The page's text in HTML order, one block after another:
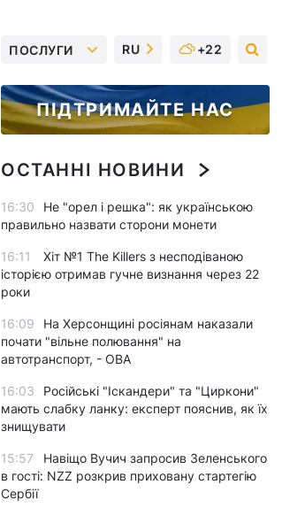
ПОСЛУГИ RU +22
ПІДТРИМАЙТЕ НАС
ОСТАННІ НОВИНИ
16:30
Не "орел і решка": як українською
правильно назвати сторони монети
16:11
Хіт №1 The Killers з несподіваною
історією отримав гучне визнання через 22
роки
16:09
На Херсонщині росіянам наказали
почати "вільне полювання" на
автотранспорт, - ОВА
16:03
Російські "Іскандери" та "Циркони"
мають слабку ланку: експерт пояснив, як їх
знищувати
15:57
Навіщо Вучич запросив Зеленського
в гості: NZZ розкрив приховану стартегію
Сербії